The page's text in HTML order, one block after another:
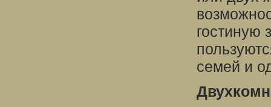
гостиную
семей и